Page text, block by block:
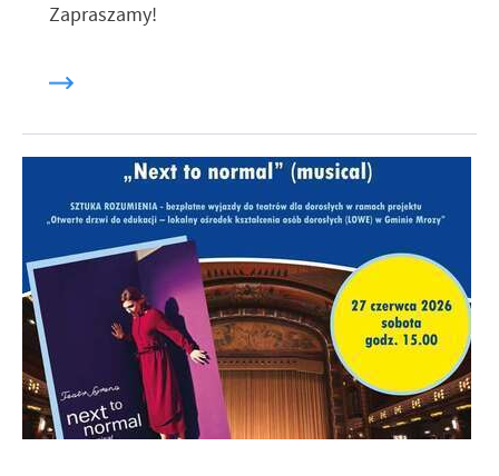
Zapraszamy!